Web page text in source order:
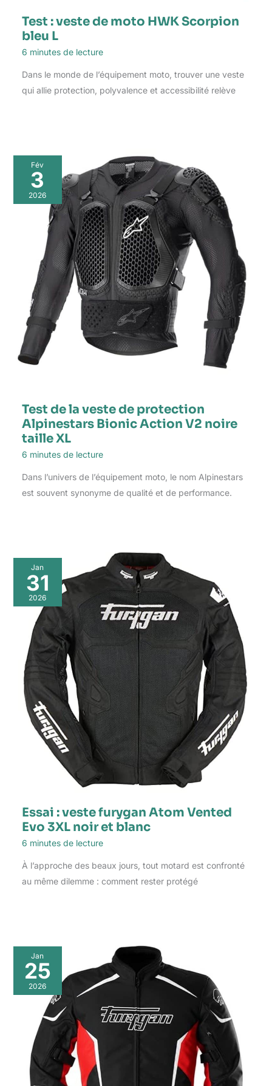
Test : veste de moto HWK Scorpion
bleu L
6 minutes de lecture
Dans le monde de l’équipement moto, trouver une veste
qui allie protection, polyvalence et accessibilité relève
Fév
3
2026
Test de la veste de protection
Alpinestars Bionic Action V2 noire
taille XL
6 minutes de lecture
Dans l’univers de l’équipement moto, le nom Alpinestars
est souvent synonyme de qualité et de performance.
Jan
31
2026
Essai : veste furygan Atom Vented
Evo 3XL noir et blanc
6 minutes de lecture
À l’approche des beaux jours, tout motard est confronté
au même dilemme : comment rester protégé
Jan
25
2026